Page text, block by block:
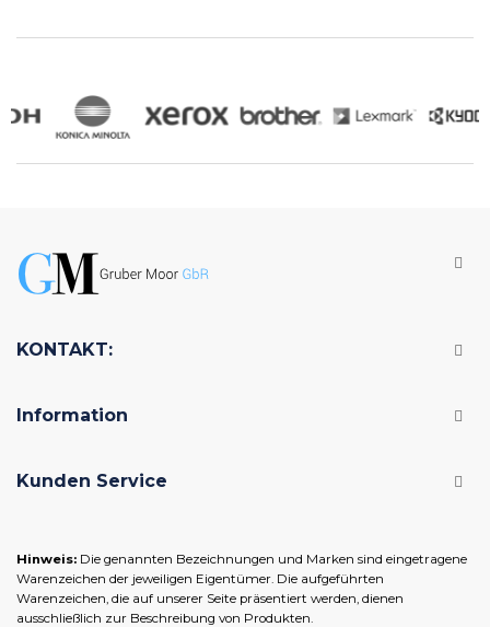
KONTAKT:
Information
Kunden Service
Hinweis: Die genannten Bezeichnungen und Marken sind eingetragene
Warenzeichen der jeweiligen Eigentümer. Die aufgeführten
Warenzeichen, die auf unserer Seite präsentiert werden, dienen
ausschließlich zur Beschreibung von Produkten.